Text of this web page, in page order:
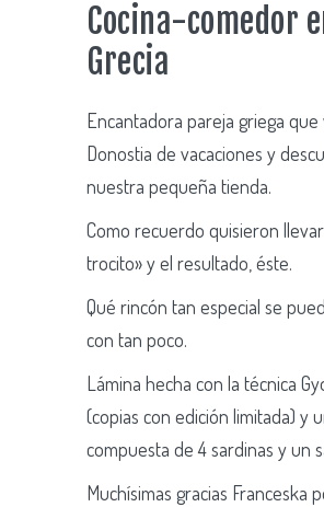
Cocina-comedor
Grecia
Encantadora pareja griega
Donostia de vacaciones y
nuestra pequeña tienda.
Como recuerdo quisieron
trocito» y el resultado, éste.
Qué rincón tan especial se
con tan poco.
Lámina hecha con la técnica
(copias con edición limitada) y
compuesta de 4 sardinas y un
Muchísimas gracias Franceska